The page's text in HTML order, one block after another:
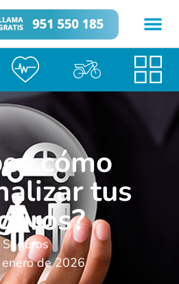
cómo
tus
Seguros
de 2026